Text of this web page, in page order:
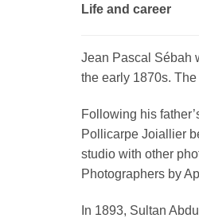
Life and career
Jean Pascal Sébah
the early 1870s.
Following his
Pollicarpe Joiallier
studio with other
Photographers by
In 1893, Sultan